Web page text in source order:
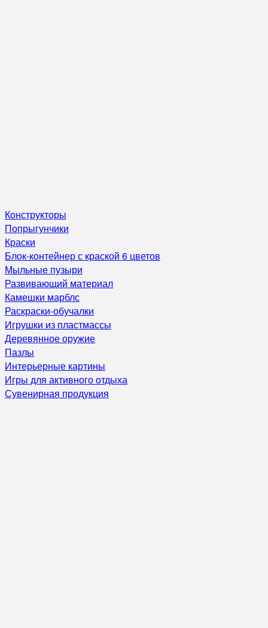
Конструкторы
Попрыгунчики
Краски
Блок-контейнер с краской 6 цветов
Мыльные пузыри
Развивающий материал
Камешки марблс
Раскраски-обучалки
Игрушки из пластмассы
Деревянное оружие
Пазлы
Интерьерные картины
Игры для активного отдыха
Сувенирная продукция